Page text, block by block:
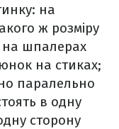
на
ж розміру
на шпалерах
на стиках;
паралельно
в одну
сторону